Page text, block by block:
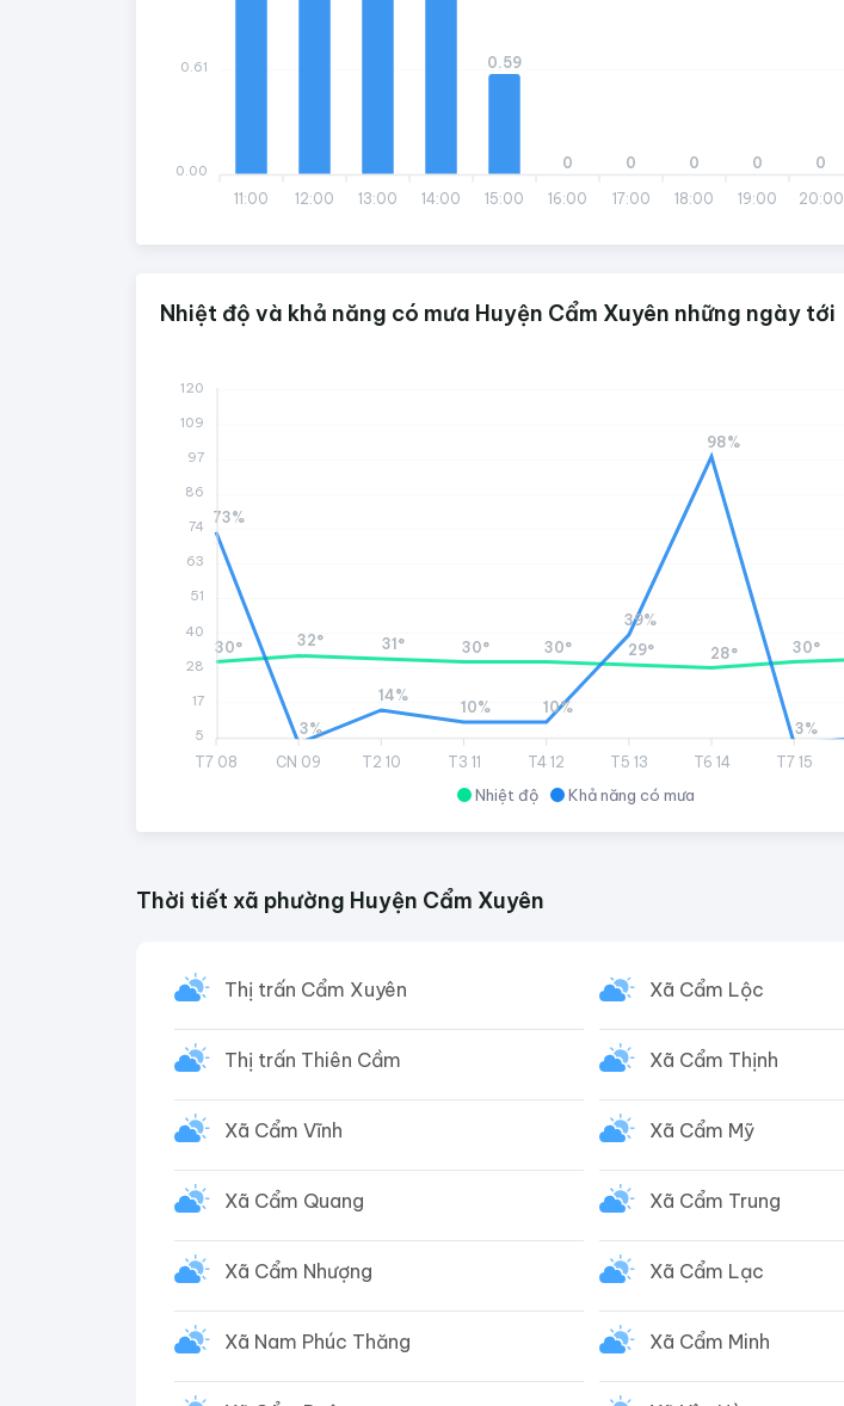
11:00 12:00 13:00 14:00 15:00 16:00 17:00 18:00 19:00 20:00
0.59
0 0 0 0 0
0.61
0.00
Nhiệt độ và khả năng có mưa Huyện Cẩm Xuyên những ngày tới
Nhiệt độ Khả năng có mưa
T7 08 CN 09 T2 10 T3 11 T4 12 T5 13 T6 14 T7 15
30° 32° 31° 30° 30° 29° 28° 30°
73%
3%
14%
10% 10%
39%
98%
3%
120
109
97
86
74
63
51
40
28
17
5
Thời tiết xã phường Huyện Cẩm Xuyên
Thị trấn Cẩm Xuyên
Thị trấn Thiên Cầm
Xã Cẩm Vĩnh
Xã Cẩm Quang
Xã Cẩm Nhượng
Xã Nam Phúc Thăng
Xã Cẩm Lộc
Xã Cẩm Thịnh
Xã Cẩm Mỹ
Xã Cẩm Trung
Xã Cẩm Lạc
Xã Cẩm Minh